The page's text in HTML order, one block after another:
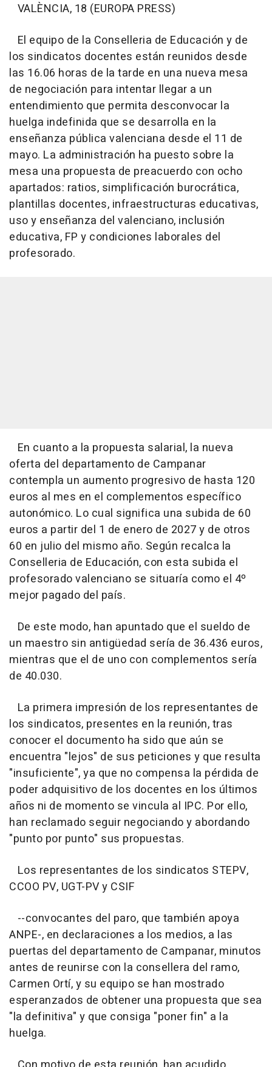
VALÈNCIA, 18 (EUROPA PRESS)
El equipo de la Conselleria de Educación y de
los sindicatos docentes están reunidos desde
las 16.06 horas de la tarde en una nueva mesa
de negociación para intentar llegar a un
entendimiento que permita desconvocar la
huelga indefinida que se desarrolla en la
enseñanza pública valenciana desde el 11 de
mayo. La administración ha puesto sobre la
mesa una propuesta de preacuerdo con ocho
apartados: ratios, simplificación burocrática,
plantillas docentes, infraestructuras educativas,
uso y enseñanza del valenciano, inclusión
educativa, FP y condiciones laborales del
profesorado.
En cuanto a la propuesta salarial, la nueva
oferta del departamento de Campanar
contempla un aumento progresivo de hasta 120
euros al mes en el complementos específico
autonómico. Lo cual significa una subida de 60
euros a partir del 1 de enero de 2027 y de otros
60 en julio del mismo año. Según recalca la
Conselleria de Educación, con esta subida el
profesorado valenciano se situaría como el 4º
mejor pagado del país.
De este modo, han apuntado que el sueldo de
un maestro sin antigüedad sería de 36.436 euros,
mientras que el de uno con complementos sería
de 40.030.
La primera impresión de los representantes de
los sindicatos, presentes en la reunión, tras
conocer el documento ha sido que aún se
encuentra "lejos" de sus peticiones y que resulta
"insuficiente", ya que no compensa la pérdida de
poder adquisitivo de los docentes en los últimos
años ni de momento se vincula al IPC. Por ello,
han reclamado seguir negociando y abordando
"punto por punto" sus propuestas.
Los representantes de los sindicatos STEPV,
CCOO PV, UGT-PV y CSIF
--convocantes del paro, que también apoya
ANPE-, en declaraciones a los medios, a las
puertas del departamento de Campanar, minutos
antes de reunirse con la consellera del ramo,
Carmen Ortí, y su equipo se han mostrado
esperanzados de obtener una propuesta que sea
"la definitiva" y que consiga "poner fin" a la
huelga.